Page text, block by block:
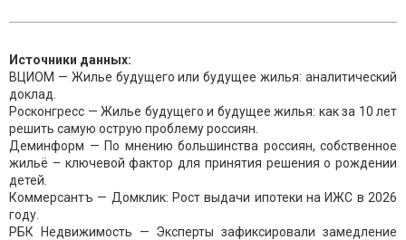
Источники данных:
ВЦИОМ — Жилье будущего или будущее жилья: аналитический
доклад.
Росконгресс — Жилье будущего и будущее жилья: как за 10 лет
решить самую острую проблему россиян.
Деминформ — По мнению большинства россиян, собственное
жильё – ключевой фактор для принятия решения о рождении
детей.
Коммерсантъ — Домклик: Рост выдачи ипотеки на ИЖС в 2026
году.
РБК Недвижимость — Эксперты зафиксировали замедление